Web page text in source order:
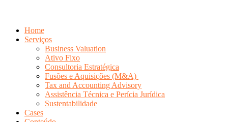
Home
Serviços
Business Valuation
Ativo Fixo
Consultoria Estratégica
Fusões e Aquisições (M&A)
Tax and Accounting Advisory
Assistência Técnica e Perícia Jurídica
Sustentabilidade
Cases